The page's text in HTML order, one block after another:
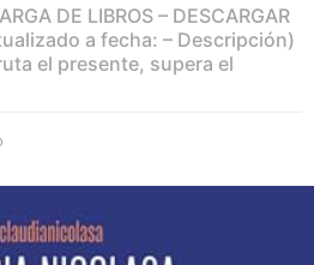
DE LIBROS – DESCARGAR
a fecha: – Descripción)
el presente, supera el
e
e
s